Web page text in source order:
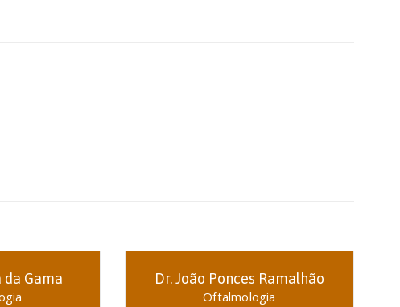
da Gama Dr. João Ponces Ramalhão
Oftalmologia